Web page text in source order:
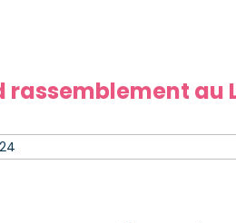
rassemblement au